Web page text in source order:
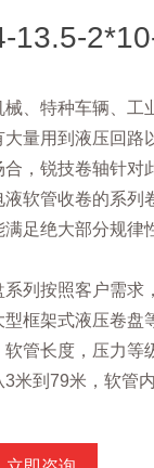
13.5-
械、特种车辆、工
大量用到液压回路
合，锐技卷轴针对
液软管收卷的系列
满足绝大部分规律
系列按照客户需求
型框架式液压卷盘
软管长度，压力等
3米到79米，软管